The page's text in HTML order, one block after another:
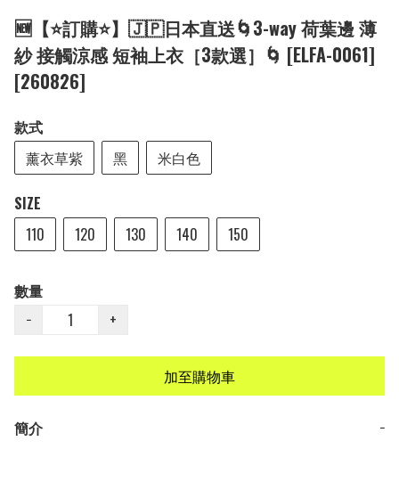
🆕【⭐訂購⭐】🇯🇵日本直送🌀3-way 荷葉邊 薄
紗 接觸涼感 短袖上衣［3款選］🌀 [ELFA-0061]
[260826]
款式
薰衣草紫
黑 米白色
SIZE
110
120 130 140 150
數量
−
+
加至購物車
簡介 −